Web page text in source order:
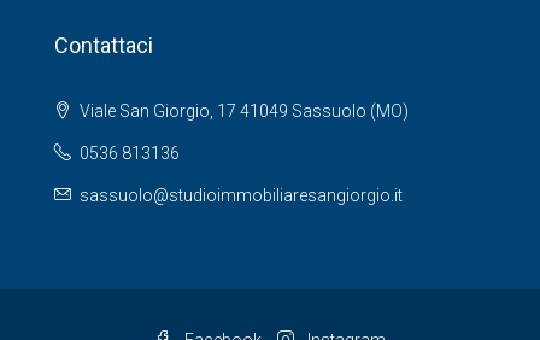
Contattaci
Viale San Giorgio, 17 41049 Sassuolo (MO)
0536 813136
sassuolo@studioimmobiliaresangiorgio.it